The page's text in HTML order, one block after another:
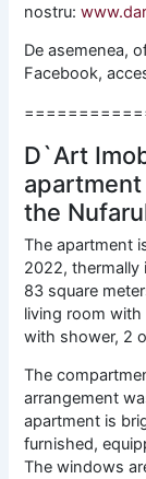
nostru:
De asemenea,
Facebook,
D`Art
the
The apartment
2022, thermally
83 square
living room
with shower, 2
The
arrangement
apartment is
furnished,
The windows